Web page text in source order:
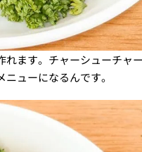
ます。チャーシューチャ
ューになるんです。